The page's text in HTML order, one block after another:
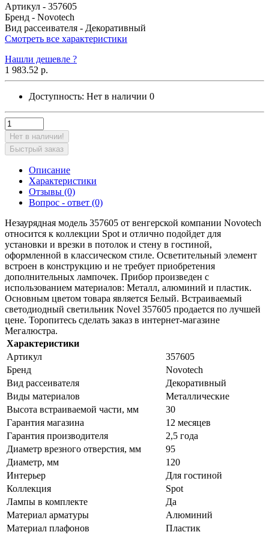
Артикул - 357605
Бренд - Novotech
Вид рассеивателя - Декоративный
Смотреть все характеристики
Нашли дешевле ?
1 983.52 р.
Доступность: Нет в наличии 0
Нет в наличии!
Быстрый заказ
Описание
Характеристики
Отзывы (0)
Вопрос - ответ (0)
Незаурядная модель 357605 от венгерской компании Novotech
относится к коллекции Spot и отлично подойдет для
установки и врезки в потолок и стену в гостиной,
оформленной в классическом стиле. Осветительный элемент
встроен в конструкцию и не требует приобретения
дополнительных лампочек. Прибор произведен с
использованием материалов: Металл, алюминий и пластик.
Основным цветом товара является Белый. Встраиваемый
светодиодный светильник Novel 357605 продается по лучшей
цене. Торопитесь сделать заказ в интернет-магазине
Мегалюстра.
Характеристики
Артикул
357605
Бренд
Novotech
Вид рассеивателя
Декоративный
Виды материалов
Металлические
Высота встраиваемой части, мм
30
Гарантия магазина
12 месяцев
Гарантия производителя
2,5 года
Диаметр врезного отверстия, мм
95
Диаметр, мм
120
Интерьер
Для гостиной
Коллекция
Spot
Лампы в комплекте
Да
Материал арматуры
Алюминий
Материал плафонов
Пластик